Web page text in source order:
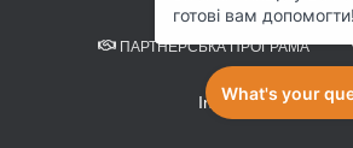
ПАРТНЕРСЬКА ПРОГРАМА
Internet Space .UA